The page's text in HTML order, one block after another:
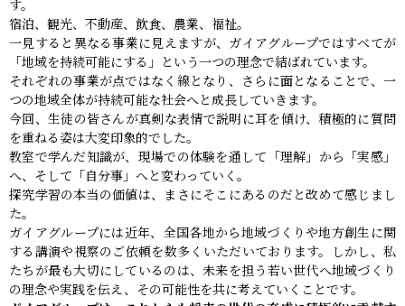
す。
宿泊、観光、不動産、飲食、農業、福祉。
一見すると異なる事業に見えますが、ガイアグループではすべてが
「地域を持続可能にする」という一つの理念で結ばれています。
それぞれの事業が点ではなく線となり、さらに面となることで、一
つの地域全体が持続可能な社会へと成長していきます。
今回、生徒の皆さんが真剣な表情で説明に耳を傾け、積極的に質問
を重ねる姿は大変印象的でした。
教室で学んだ知識が、現場での体験を通して「理解」から「実感」
へ、そして「自分事」へと変わっていく。
探究学習の本当の価値は、まさにそこにあるのだと改めて感じまし
た。
ガイアグループには近年、全国各地から地域づくりや地方創生に関
する講演や視察のご依頼を数多くいただいております。しかし、私
たちが最も大切にしているのは、未来を担う若い世代へ地域づくり
の理念や実践を伝え、その可能性を共に考えていくことです。